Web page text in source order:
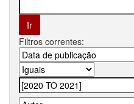
Filtros correntes: